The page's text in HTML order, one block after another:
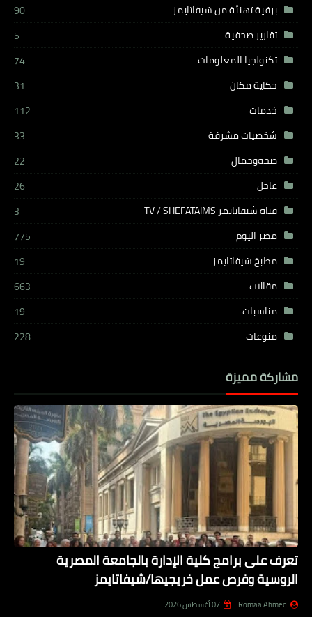
برقية تهنئة من شيفاتايمز
90
تقارير صحفية
5
تكنولجيا المعلومات
74
حكاية مكان
31
خدمات
112
شخصيات مشرفة
33
صحةوجمال
22
عاجل
26
قناة شيفاتايمز TV / SHEFATAIMS
3
مصر اليوم
775
مطبخ شيفاتايمز
19
مقالات
663
مناسبات
19
منوعات
228
مشاركة مميزة
تعرف على برامج كلية الإدارة بالجامعة المصرية
الروسية وفرص عمل خريجيها/شيفاتايمز
Romaa Ahmed 07 أغسطس 2026